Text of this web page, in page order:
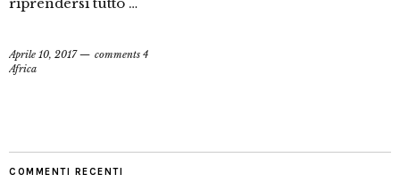
riprendersi tutto …
Aprile 10, 2017
comments 4
Africa
COMMENTI RECENTI